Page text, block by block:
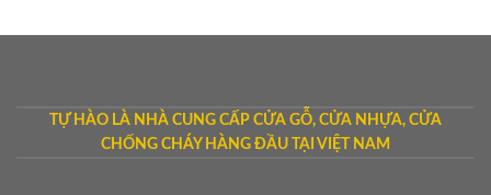
TỰ HÀO LÀ NHÀ CUNG CẤP CỬA GỖ, CỬA NHỰA, CỬA
CHỐNG CHÁY HÀNG ĐẦU TẠI VIỆT NAM